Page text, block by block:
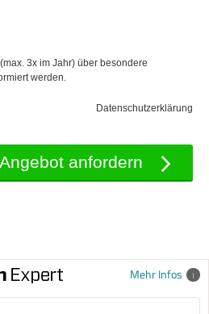
3x im Jahr) über besondere
werden.
Datenschutzerklärung
Mehr Infos